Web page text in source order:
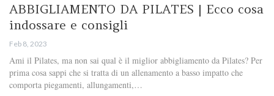
ABBIGLIAMENTO DA PILATES | Ecco cosa
indossare e consigli
Feb 8, 2023
Ami il Pilates, ma non sai qual è il miglior abbigliamento da Pilates? Per
prima cosa sappi che si tratta di un allenamento a basso impatto che
comporta piegamenti, allungamenti,…